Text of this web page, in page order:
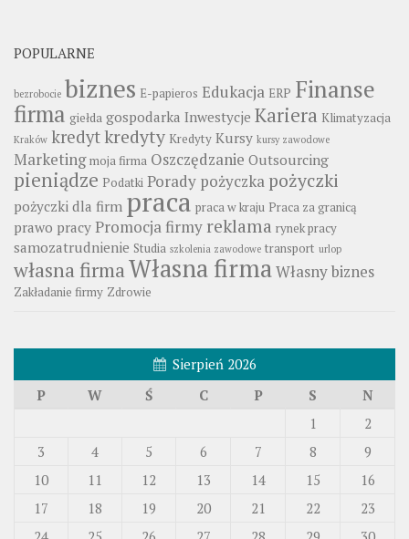
POPULARNE
bezrobocie biznes E-papieros Edukacja ERP Finanse
firma giełda gospodarka Inwestycje Kariera Klimatyzacja
Kraków kredytkredyty Kredyty Kursy kursy zawodowe
Marketing moja firma Oszczędzanie Outsourcing
pieniądze Podatki Porady pożyczka pożyczki
pożyczki dla firm praca praca w kraju Praca za granicą
prawo pracy Promocja firmy reklama rynek pracy
samozatrudnienie Studia szkolenia zawodowe transport urlop
własna firmaWłasna firmaWłasny biznes
Zakładanie firmy Zdrowie
Sierpień 2026
P
W Ś C P S
N
1
2
3
4 5 6 7 8
9
10
11 12 13 14 15
16
17
18 19 20 21 22
23